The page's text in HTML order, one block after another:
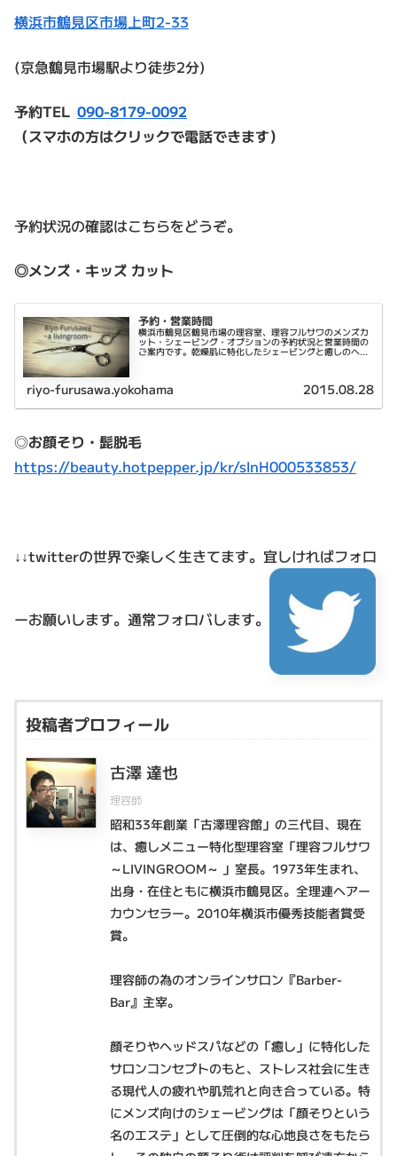
横浜市鶴見区市場上町2-33
(京急鶴見市場駅より徒歩2分)
予約TEL 090-8179-0092
（スマホの方はクリックで電話できます）
予約状況の確認はこちらをどうぞ。
◎メンズ・キッズ カット
予約・営業時間
横浜市鶴見区鶴見市場の理容室、理容フルサワのメンズカ
ット・シェービング・オプションの予約状況と営業時間の
ご案内です。乾燥肌に特化したシェービングと癒しのヘッ
riyo-furusawa.yokohama 2015.08.28
◎お顔そり・髭脱毛
https://beauty.hotpepper.jp/kr/slnH000533853/
↓↓twitterの世界で楽しく生きてます。 宜しければフォロ
ーお願いします。通常フォロバします。
投稿者プロフィール
古澤 達也
理容師
昭和33年創業「古澤理容館」の三代目、現在
は、癒しメニュー特化型理容室「理容フルサワ
～LIVINGROOM～ 」室長。1973年生まれ、
出身・在住ともに横浜市鶴見区。全理連ヘアー
カウンセラー。2010年横浜市優秀技能者賞受
賞。
理容師の為のオンラインサロン『Barber-
Bar』主宰。
顔そりやヘッドスパなどの「癒し」に特化した
サロンコンセプトのもと、ストレス社会に生き
る現代人の疲れや肌荒れと向き合っている。特
にメンズ向けのシェービングは「顔そりという
名のエステ」として圧倒的な心地良さをもたら